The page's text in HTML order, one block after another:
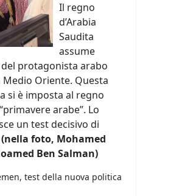
Il regno
d’Arabia
Saudita
assume
protagonista arabo
Oriente. Questa
si è imposta al regno
arabe”. Lo
un test decisivo di
(nella foto, Mohamed
Ben Salman)
test della nuova politica